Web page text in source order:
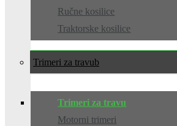
Ručne kosilice
Traktorske kosilice
Trimeri za travu
Trimeri za travu
Motorni trimeri